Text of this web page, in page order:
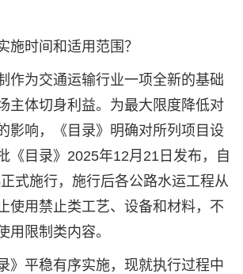
施时间和适用范围？
作为交通运输行业一项全新的基础
主体切身利益。为最大限度降低对
影响，《目录》明确对所列项目设
《目录》2025年12月21日发布，自
式施行，施行后各公路水运工程从
使用禁止类工艺、设备和材料，不
用限制类内容。
》平稳有序实施，现就执行过程中